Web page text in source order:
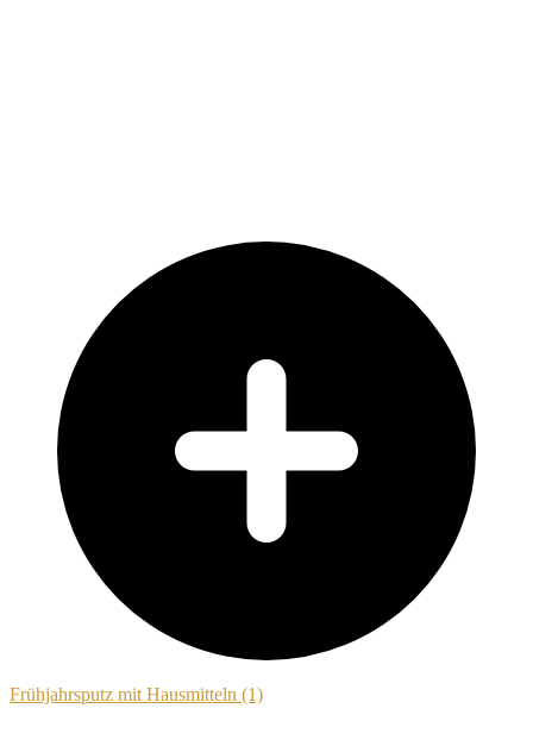
Frühjahrsputz mit Hausmitteln (1)